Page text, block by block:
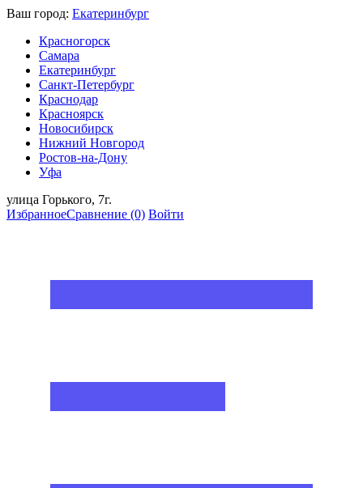
Ваш город: Екатеринбург
Красногорск
Самара
Екатеринбург
Санкт-Петербург
Краснодар
Красноярск
Новосибирск
Нижний Новгород
Ростов-на-Дону
Уфа
улица Горького, 7г.
ИзбранноеСравнение (0) Войти